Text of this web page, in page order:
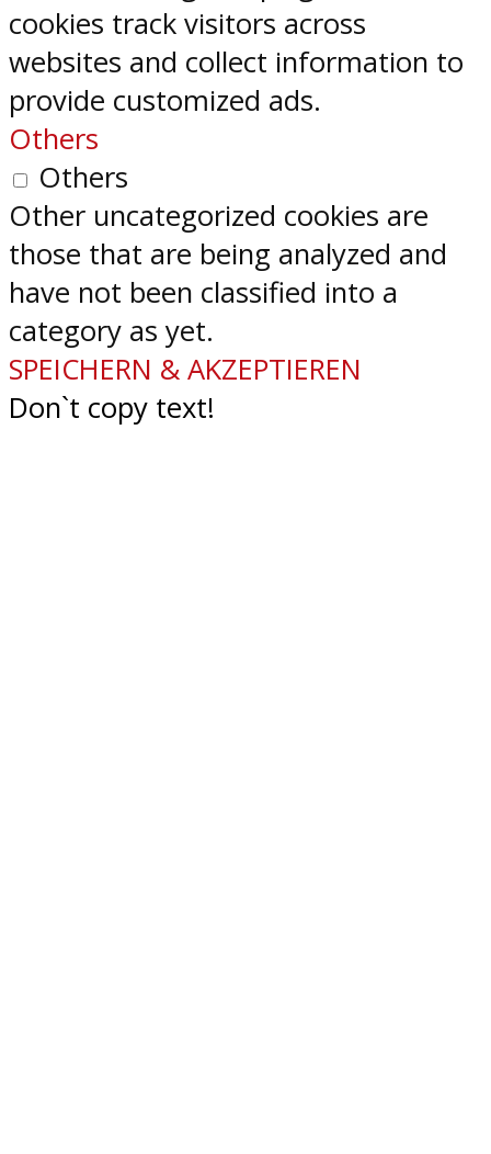
cookies track visitors across
websites and collect information to
provide customized ads.
Others
Others
Other uncategorized cookies are
those that are being analyzed and
have not been classified into a
category as yet.
SPEICHERN & AKZEPTIEREN
Don`t copy text!